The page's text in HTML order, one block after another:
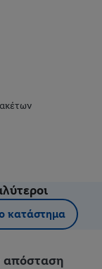
κατάστημα
απόσταση